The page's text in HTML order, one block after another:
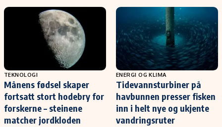
TEKNOLOGI
Månens fødsel skaper
fortsatt stort hodebry for
forskerne – steinene
matcher jordkloden
ENERGI OG KLIMA
Tidevannsturbiner på
havbunnen presser fisken
inn i helt nye og ukjente
vandringsruter